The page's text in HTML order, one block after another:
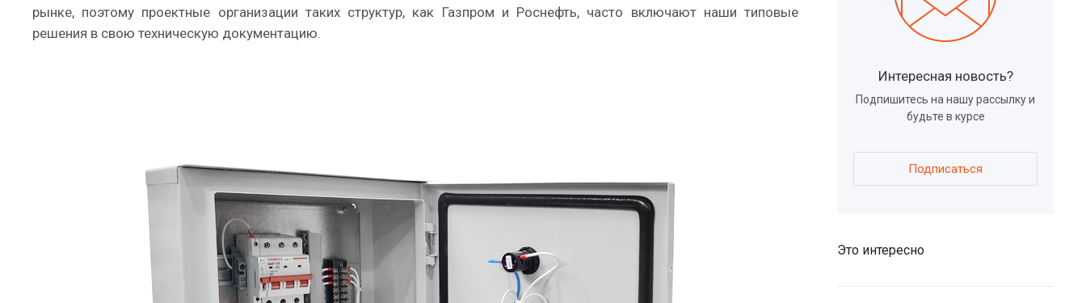
рынке, поэтому проектные организации таких структур, как Газпром и Роснефть, часто включают наши типовые
решения в свою техническую документацию.
Интересная новость?
Подпишитесь на нашу рассылку и
будьте в курсе
Подписаться
Это интересно